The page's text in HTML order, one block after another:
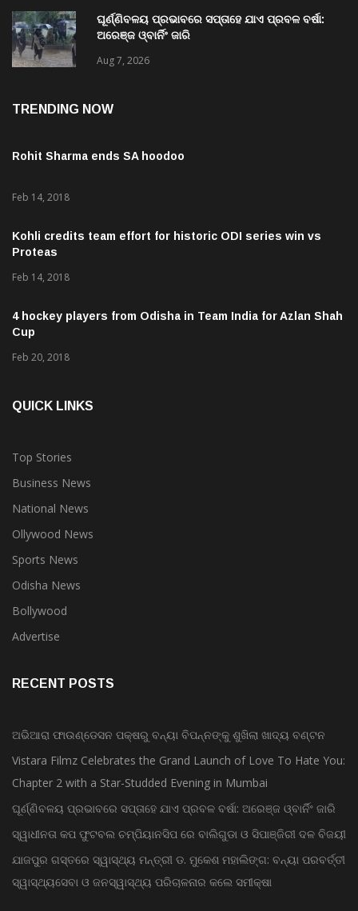
ଘୂର୍ଣ୍ଣିବଳୟ ପ୍ରଭାବରେ ସପ୍ତାହେ ଯାଏ ପ୍ରବଳ ବର୍ଷା:
ଅରେଞ୍ଜ ଓ୍ବାର୍ନିଂ ଜାରି
Aug 7, 2026
TRENDING NOW
Rohit Sharma ends SA hoodoo
Feb 14, 2018
Kohli credits team effort for historic ODI series win vs
Proteas
Feb 14, 2018
4 hockey players from Odisha in Team India for Azlan Shah
Cup
Feb 20, 2018
QUICK LINKS
Top Stories
Business News
National News
Ollywood News
Sports News
Odisha News
Bollywood
Advertise
RECENT POSTS
ଅଭିଆରା ଫାଉଣ୍ଡେସନ ପକ୍ଷରୁ ବନ୍ୟା ବିପନ୍ନଙ୍କୁ ଶୁଖିଲା ଖାଦ୍ୟ ବଣ୍ଟନ
Vistara Filmz Celebrates the Grand Launch of Love To Hate You:
Chapter 2 with a Star-Studded Evening in Mumbai
ଘୂର୍ଣ୍ଣିବଳୟ ପ୍ରଭାବରେ ସପ୍ତାହେ ଯାଏ ପ୍ରବଳ ବର୍ଷା: ଅରେଞ୍ଜ ଓ୍ବାର୍ନିଂ ଜାରି
ସ୍ୱାଧୀନତା କପ ଫୁଟବଲ ଚମ୍ପିୟାନସିପ ରେ ବାଲିଗୁଡା ଓ ସିପାଞ୍ଜିରୀ ଦଳ ବିଜୟୀ
ଯାଜପୁର ଗସ୍ତରେ ସ୍ୱାସ୍ଥ୍ୟ ମନ୍ତ୍ରୀ ଡ. ମୁକେଶ ମହାଲିଙ୍ଗ: ବନ୍ୟା ପରବର୍ତ୍ତୀ
ସ୍ୱାସ୍ଥ୍ୟସେବା ଓ ଜନସ୍ୱାସ୍ଥ୍ୟ ପରିଚାଳନାର କଲେ ସମୀକ୍ଷା